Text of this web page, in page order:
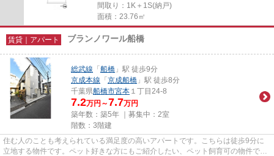
間取り：1K＋1S(納戸)
面積：23.76㎡
賃貸｜アパート ブランノワール船橋
総武線 「 船橋 」駅 徒歩9分
京成本線 「 京成船橋 」駅 徒歩8分
千葉県船橋市宮本 １丁目24-8
7.2万円～7.7万円
築年数：築5年 ｜募集中： 2室
階数：3階建
住む人のことも考えられている満足度の高いアパートです。こちらは徒歩9分に
立地する物件です。ペット好きな方にもご紹介したい、ペット飼育可の物件で